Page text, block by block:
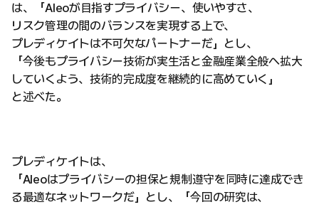
は、「Aleoが目指すプライバシー、使いやすさ、
リスク管理の間のバランスを実現する上で、
プレディケイトは不可欠なパートナーだ」とし、
「今後もプライバシー技術が実生活と金融産業全般へ拡大
していくよう、技術的完成度を継続的に高めていく」
と述べた。
プレディケイトは、
「Aleoはプライバシーの担保と規制遵守を同時に達成でき
る最適なネットワークだ」とし、「今回の研究は、